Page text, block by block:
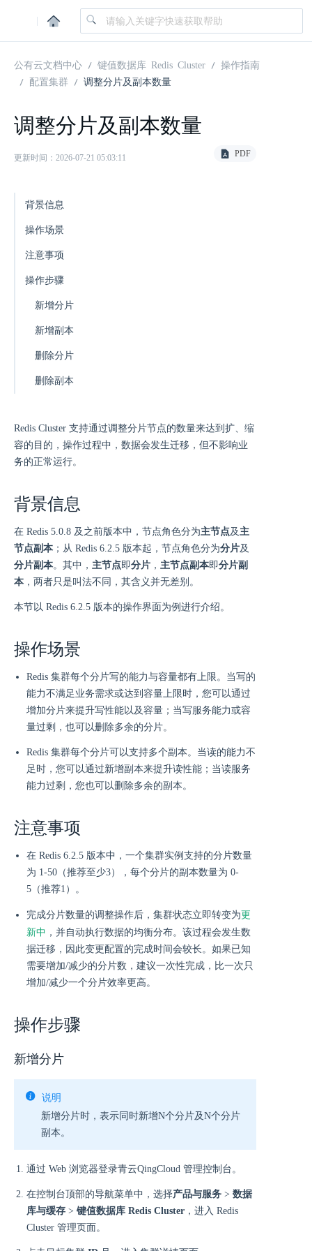
|
公有云文档中心 键值数据库 Redis Cluster
操作指南
配置集群
调整分片及副本数量
调整分片及副本数量
更新时间：2026-07-21 05:03:11 PDF
背景信息
操作场景
注意事项
操作步骤
新增分片
新增副本
删除分片
删除副本
Redis Cluster 支持通过调整分片节点的数量来达到扩、缩
容的目的，操作过程中，数据会发生迁移，但不影响业
务的正常运行。
背景信息
在 Redis 5.0.8 及之前版本中，节点角色分为主节点及主
节点副本 ；从 Redis 6.2.5 版本起，节点角色分为分片及
分片副本。其中， 主节点即分片 ， 主节点副本即分片副
本 ，两者只是叫法不同，其含义并无差别。
本节以 Redis 6.2.5 版本的操作界面为例进行介绍。
操作场景
Redis 集群每个分片写的能力与容量都有上限。当写的
能力不满足业务需求或达到容量上限时，您可以通过
增加分片来提升写性能以及容量；当写服务能力或容
量过剩，也可以删除多余的分片。
Redis 集群每个分片可以支持多个副本。当读的能力不
足时，您可以通过新增副本来提升读性能；当读服务
能力过剩，您也可以删除多余的副本。
注意事项
在 Redis 6.2.5 版本中，一个集群实例支持的分片数量
为 1-50（推荐至少3），每个分片的副本数量为 0-
5（推荐1）。
完成分片数量的调整操作后，集群状态立即转变为更
新中 ，并自动执行数据的均衡分布。该过程会发生数
据迁移，因此变更配置的完成时间会较长。如果已知
需要增加/减少的分片数，建议一次性完成，比一次只
增加/减少一个分片效率更高。
操作步骤
新增分片
说明
新增分片时，表示同时新增N个分片及N个分片
副本。
通过 Web 浏览器登录青云QingCloud 管理控制台。
在控制台顶部的导航菜单中，选择产品与服务 > 数据
库与缓存 > 键值数据库 Redis Cluster ，进入 Redis
Cluster 管理页面。